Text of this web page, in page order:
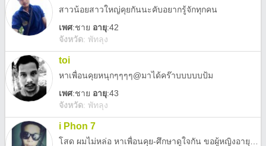
สาวน้อยสาวใหญ่คุยกันนะคับอยากรู้จักทุกคน
เพศ:ชาย อายุ:42
จังหวัด: พัทลุง
toi
หาเพื่อนคุยหนุกๆๆๆๆ@มาได้คร๊าบบบบบป้ม
เพศ:ชาย อายุ:43
จังหวัด: พัทลุง
i Phon 7